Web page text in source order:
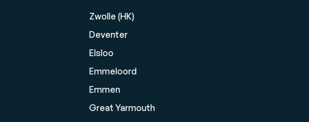
Zwolle (HK)
Deventer
Elsloo
Emmeloord
Emmen
Great Yarmouth